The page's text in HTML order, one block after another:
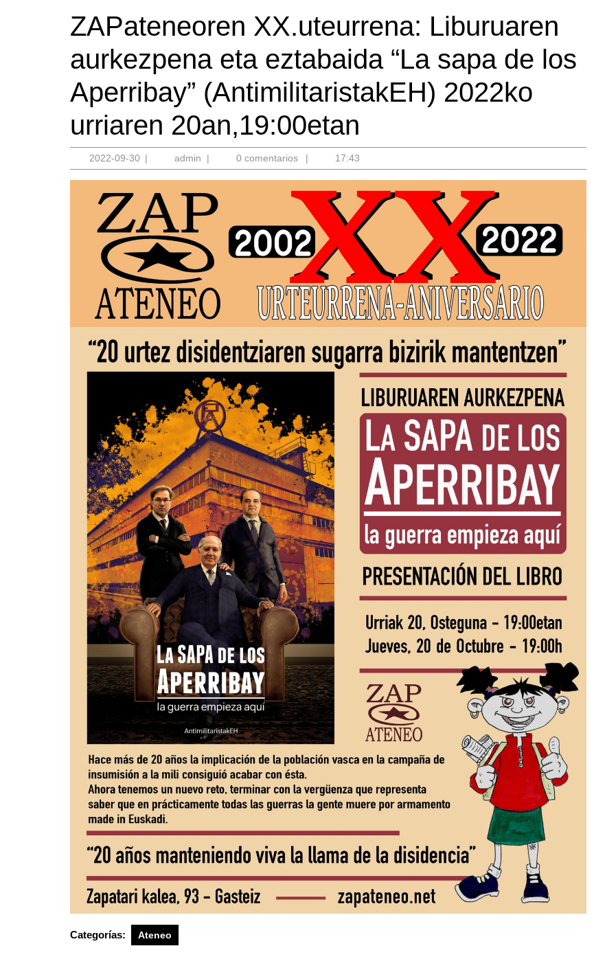
ZAPateneoren XX.uteurrena: Liburuaren
aurkezpena eta eztabaida “La sapa de los
Aperribay” (AntimilitaristakEH) 2022ko
urriaren 20an,19:00etan
2022-09-302022-
09-
| admin admin
| 0 comentarios | 17:43
Categorías: Ateneo